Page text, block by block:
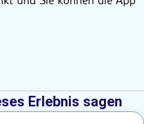
Erlebnis sagen